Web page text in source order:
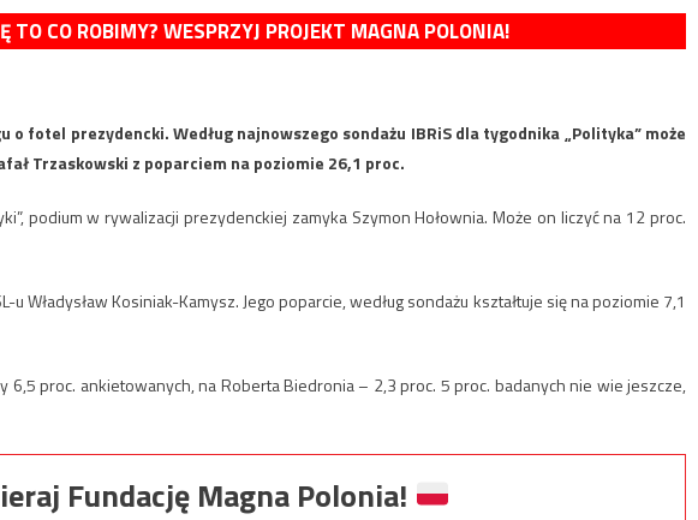
TO CO ROBIMY? WESPRZYJ PROJEKT MAGNA POLONIA!
o fotel prezydencki. Według najnowszego sondażu IBRiS dla tygodnika „Polityka” może
Trzaskowski z poparciem na poziomie 26,1 proc.
podium w rywalizacji prezydenckiej zamyka Szymon Hołownia. Może on liczyć na 12 proc.
u Władysław Kosiniak-Kamysz. Jego poparcie, według sondażu kształtuje się na poziomie 7,1
6,5 proc. ankietowanych, na Roberta Biedronia – 2,3 proc. 5 proc. badanych nie wie jeszcze,
Fundację Magna Polonia!